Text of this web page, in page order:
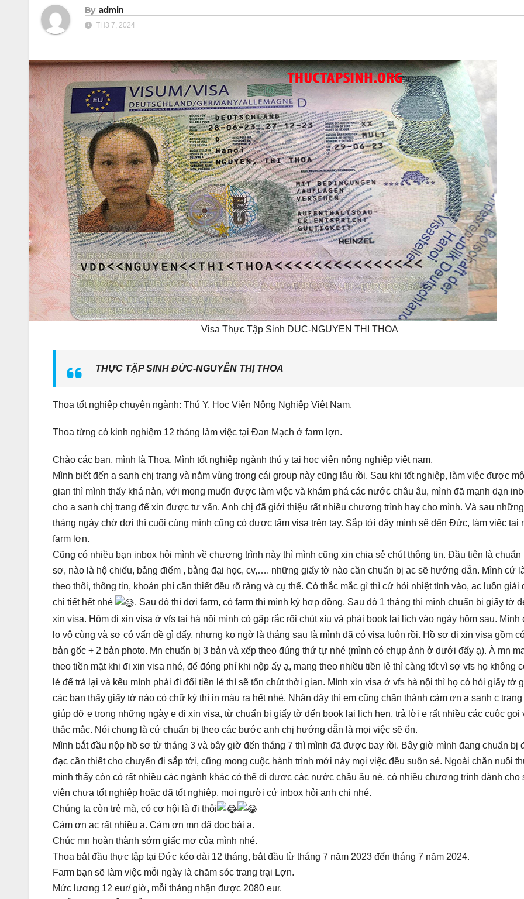
By admin
TH3 7, 2024
Visa Thực Tập Sinh DUC-NGUYEN THI THOA
THỰC TẬP SINH ĐỨC-NGUYỄN THỊ THOA
Thoa tốt nghiệp chuyên ngành: Thú Y, Học Viện Nông Nghiệp Việt Nam.
Thoa từng có kinh nghiệm 12 tháng làm việc tại Đan Mạch ở farm lợn.
Chào các bạn, mình là Thoa. Mình tốt nghiệp ngành thú y tại học viện nông nghiệp việt nam.
Mình biết đến a sanh chị trang và nằm vùng trong cái group này cũng lâu rồi. Sau khi tốt nghiệp, làm việc được
gian thì mình thấy khá nản, với mong muốn được làm việc và khám phá các nước châu âu, mình đã mạnh dạn
cho a sanh chị trang để xin được tư vấn. Anh chị đã giới thiệu rất nhiều chương trình hay cho mình. Và sau những
tháng ngày chờ đợi thì cuối cùng mình cũng có được tấm visa trên tay. Sắp tới đây mình sẽ đến Đức, làm việc tại
farm lợn.
Cũng có nhiều bạn inbox hỏi mình về chương trình này thì mình cũng xin chia sẻ chút thông tin. Đầu tiên là chuẩn
sơ, nào là hộ chiếu, bảng điểm , bằng đại học, cv,…. những giấy tờ nào cần chuẩn bị ac sẽ hướng dẫn. Mình cứ
theo thôi, thông tin, khoản phí cần thiết đều rõ ràng và cụ thể. Có thắc mắc gì thì cứ hỏi nhiệt tình vào, ac luôn giải
chi tiết hết nhé
. Sau đó thì đợi farm, có farm thì mình ký hợp đồng. Sau đó 1 tháng thì mình chuẩn bị giấy tờ
xin visa. Hôm đi xin visa ở vfs tại hà nội mình có gặp rắc rối chút xíu và phải book lại lịch vào ngày hôm sau. Mình
lo vô cùng và sợ có vấn đề gì đấy, nhưng ko ngờ là tháng sau là mình đã có visa luôn rồi. Hồ sơ đi xin visa gồm
bản gốc + 2 bản photo. Mn chuẩn bị 3 bản và xếp theo đúng thứ tự nhé (mình có chụp ảnh ở dưới đấy ạ). À mn
theo tiền mặt khi đi xin visa nhé, để đóng phí khi nộp ấy ạ, mang theo nhiều tiền lẻ thì càng tốt vì sợ vfs họ không
lẻ để trả lại và kêu mình phải đi đổi tiền lẻ thì sẽ tốn chút thời gian. Mình xin visa ở vfs hà nội thì họ có hỏi giấy tờ
các bạn thấy giấy tờ nào có chữ ký thì in màu ra hết nhé. Nhân đây thì em cũng chân thành cảm ơn a sanh c trang
giúp đỡ e trong những ngày e đi xin visa, từ chuẩn bị giấy tờ đến book lại lịch hẹn, trả lời e rất nhiều các cuộc gọi
thắc mắc. Nói chung là cứ chuẩn bị theo các bước anh chị hướng dẫn là mọi việc sẽ ổn.
Mình bắt đầu nộp hồ sơ từ tháng 3 và bây giờ đến tháng 7 thì mình đã được bay rồi. Bây giờ mình đang chuẩn bị
đạc cần thiết cho chuyến đi sắp tới, cũng mong cuộc hành trình mới này mọi việc đều suôn sẻ. Ngoài chăn nuôi
mình thấy còn có rất nhiều các ngành khác có thể đi được các nước châu âu nè, có nhiều chương trình dành cho
viên chưa tốt nghiệp hoặc đã tốt nghiệp, mọi người cứ inbox hỏi anh chị nhé.
Chúng ta còn trẻ mà, có cơ hội là đi thôi
Cảm ơn ac rất nhiều ạ. Cảm ơn mn đã đọc bài ạ.
Chúc mn hoàn thành sớm giấc mơ của mình nhé.
Thoa bắt đầu thực tập tại Đức kéo dài 12 tháng, bắt đầu từ tháng 7 năm 2023 đến tháng 7 năm 2024.
Farm bạn sẽ làm việc mỗi ngày là chăm sóc trang trại Lợn.
Mức lương 12 eur/ giờ, mỗi tháng nhận được 2080 eur.